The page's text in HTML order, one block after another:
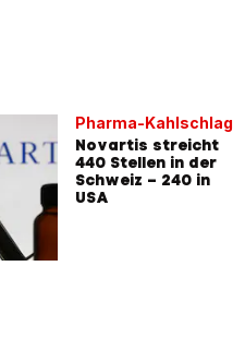
Pharma-Kahlschlag
Novartis streicht
440 Stellen in der
Schweiz – 240 in
USA